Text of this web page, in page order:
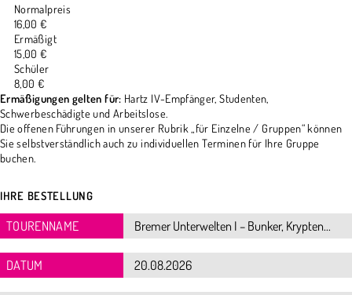
Normalpreis
16,00 €
Ermäßigt
15,00 €
Schüler
8,00 €
Ermäßigungen gelten für: Hartz IV-Empfänger, Studenten,
Schwerbeschädigte und Arbeitslose.
Die offenen Führungen in unserer Rubrik „für Einzelne / Gruppen“ können
Sie selbstverständlich auch zu individuellen Terminen für Ihre Gruppe
buchen.
IHRE BESTELLUNG
TOURENNAME
DATUM